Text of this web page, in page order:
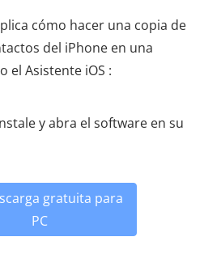
cómo hacer una copia de
del iPhone en una
el Asistente iOS :
y abra el software en su
gratuita para
PC